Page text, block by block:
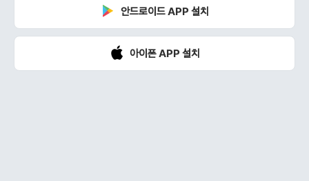
안드로이드 APP 설치
아이폰 APP 설치